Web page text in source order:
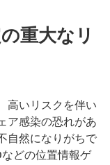
重大なリ
高いリスクを伴い
ア感染の恐れがあ
自然になりがちで
などの位置情報ゲ